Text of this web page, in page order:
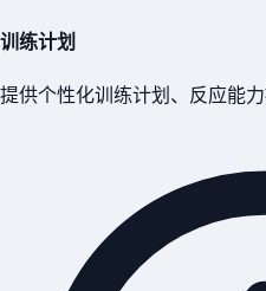
训练计划
提供个性化训练计划、反应能